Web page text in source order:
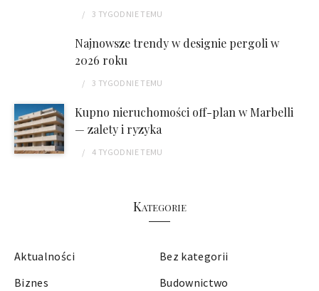
3 TYGODNIETEMU
Najnowsze trendy w designie pergoli w
2026 roku
3 TYGODNIETEMU
Kupno nieruchomości off-plan w Marbelli
— zalety i ryzyka
4 TYGODNIETEMU
Kategorie
Aktualności
Bez kategorii
Biznes
Budownictwo